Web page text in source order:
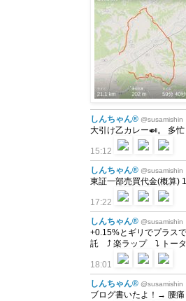
しんちゃん® @susamishin
大引け乙カレー🍛。 多
15:12
しんちゃん® @susamishin
東証一部売買代金(概算)
17:22
しんちゃん® @susamishin
+0.15%とギリでプラス
託 ⤴ 楽ラップ ⤵ トータ
18:01
しんちゃん® @susamishin
ブログ書いたよ！→ 腰